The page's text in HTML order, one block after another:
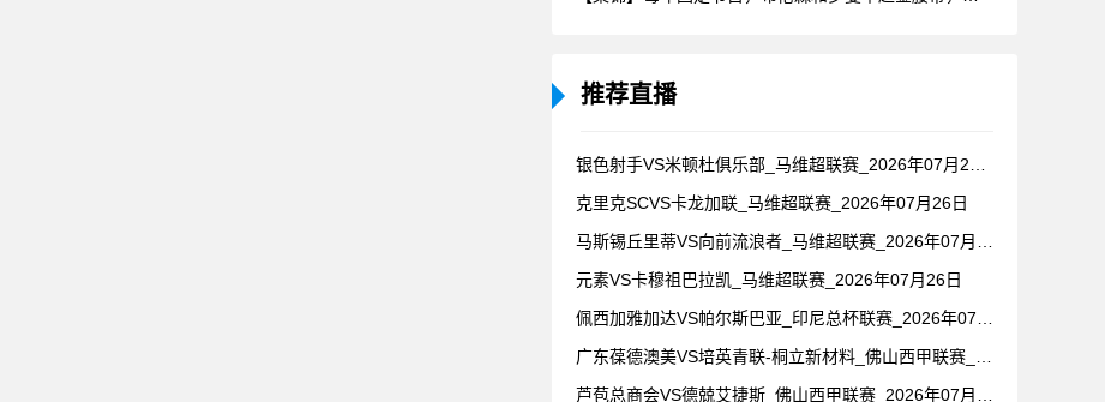
推荐直播
克里克SCVS卡龙加联_马维超联赛_2026年07月26日
元素VS卡穆祖巴拉凯_马维超联赛_2026年07月26日